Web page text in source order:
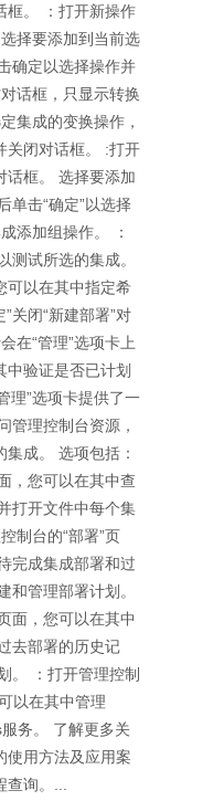
框。 ：打开新操作
择要添加到当前选
确定以选择操作并
话框，只显示转换
集成的变换操作，
关闭对话框。 :打开
话框。 选择要添加
单击“确定”以选择
添加组操作。 ：
测试所选的集成。
可以在其中指定希
关闭“新建部署”对
在“管理”选项卡上
中验证是否已计划
理”选项卡提供了一
管理控制台资源，
成。 选项包括：
，您可以在其中查
打开文件中每个集
制台的“部署”页
完成集成部署和过
和管理部署计划。
面，您可以在其中
去部署的历史记
。 ：打开管理控制
以在其中管理
务。 了解更多关
使用方法及应用案
询。...